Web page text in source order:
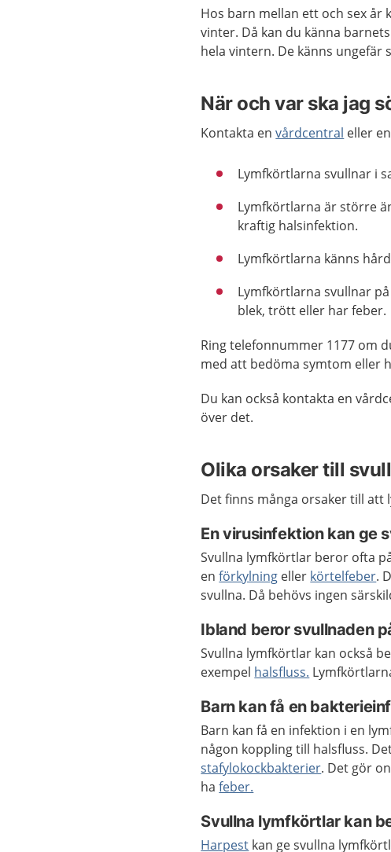
Hos barn mellan ett och sex
vinter. Då kan du känna
hela vintern. De känns ungefär
När och var ska jag
Kontakta envårdcentral eller en
Lymfkörtlarna svullnar i
Lymfkörtlarna är större
kraftig halsinfektion.
Lymfkörtlarna känns
Lymfkörtlarna svullnar
blek, trött eller har feber.
Ring telefonnummer 1177 om
med att bedöma symtom eller
Du kan också kontakta en
över det.
Olika orsaker till
Det finns många orsaker till att
En virusinfektion kan ge
Svullna lymfkörtlar beror ofta
enförkylning eller körtelfeber.
svullna. Då behövs ingen
Ibland beror svullnaden
Svullna lymfkörtlar kan också
exempel halsfluss.
Barn kan få en
Barn kan få en infektion i en
någon koppling till halsfluss.
stafylokockbakterier. Det gör
hafeber.
Svullna lymfkörtlar kan
Harpest kan ge svullna